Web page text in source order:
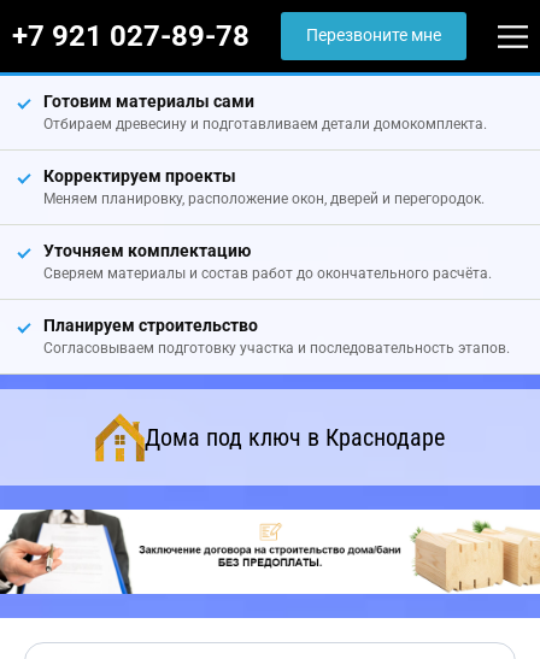
+7 921 027-89-78 Перезвоните мне
Готовим материалы сами
Отбираем древесину и подготавливаем детали домокомплекта.
Корректируем проекты
Меняем планировку, расположение окон, дверей и перегородок.
Уточняем комплектацию
Сверяем материалы и состав работ до окончательного расчёта.
Планируем строительство
Согласовываем подготовку участка и последовательность этапов.
Дома под ключ в Краснодаре